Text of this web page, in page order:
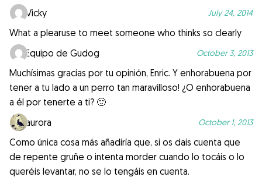
Vicky July 24, 2014
What a plearuse to meet someone who thinks so clearly
Equipo de Gudog
October 3, 2013
Muchísimas gracias por tu opinión, Enric. Y enhorabuena por
tener a tu lado a un perro tan maravilloso! ¿O enhorabuena
a él por tenerte a ti? 🙂
aurora
October 1, 2013
Como única cosa más añadiría que, si os dais cuenta que
de repente gruñe o intenta morder cuando lo tocáis o lo
queréis levantar, no se lo tengáis en cuenta.